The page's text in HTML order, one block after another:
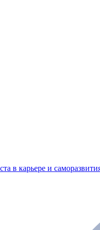
в карьере и